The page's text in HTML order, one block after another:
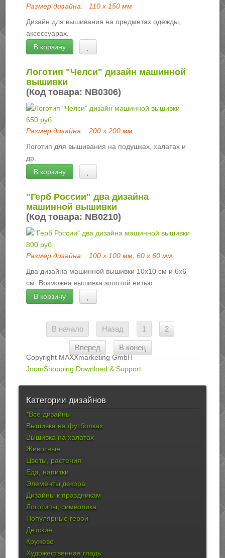
Размер дизайна:
110 х 150 мм
Дизайн для вышивания на предметах одежды,
аксессуарах.
В корзину
Логотип "Челси" дизайн машинной
вышивки
(Код товара: NB0306)
650 руб.
Размер дизайна:
200 х 200 мм
Логотип для вышивания на подушках, халатах и
др.
В корзину
"Герб России" два дизайна
машинной вышивки
(Код товара: NB0210)
800 руб.
Размер дизайна:
100 х 100 мм, 60 х 60 мм
Два дизайна машинной вышивки 10х10 см и 6х6
см. Возможна вышивка золотой нитью.
В корзину
В начало Назад 1 2
Вперед В конец
Copyright MAXXmarketing GmbH
JoomShopping Download & Support
Категории дизайнов
*Все дизайны
Вышивка на футболках
Вышивка на халатах
Животные
Цветы, растения
Еда, напитки
Элементы декора
Дизайны к праздникам
Логотипы, символика
Популярные герои
Детские
Кружево
Художественная гладь